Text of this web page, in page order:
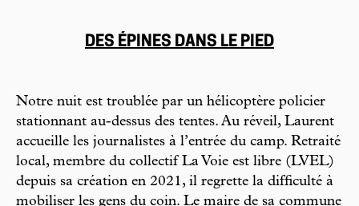
DES ÉPINES DANS LE PIED
Notre nuit est troublée par un hélicoptère policier
stationnant au-dessus des tentes. Au réveil, Laurent
accueille les journalistes à l’entrée du camp. Retraité
local, membre du collectif La Voie est libre (LVEL)
depuis sa création en 2021, il regrette la difficulté à
mobiliser les gens du coin. Le maire de sa commune